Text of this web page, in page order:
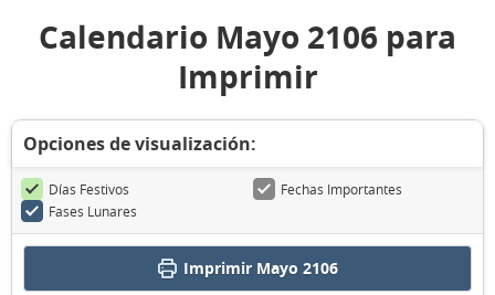
Calendario Mayo 2106 para
Imprimir
Opciones de visualización:
Días Festivos
Fechas Importantes
Fases Lunares
Imprimir Mayo 2106